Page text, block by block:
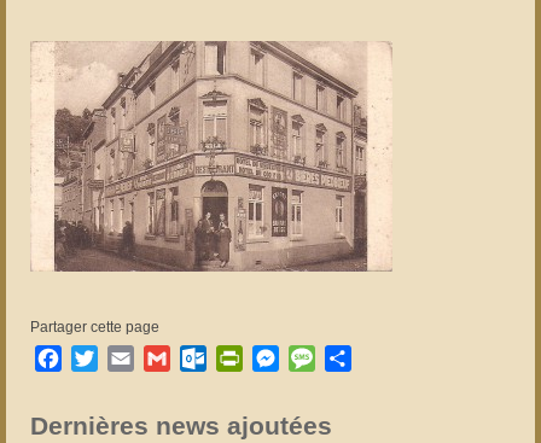
Partager cette page
Facebook
TwitterEmail GmailOutlook.com
PrintFriendly
Messenger
Message
Dernières news ajoutées